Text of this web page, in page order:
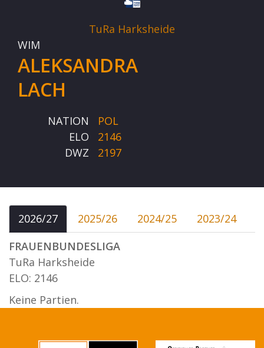
TuRa Harksheide
WIM
ALEKSANDRA
LACH
NATION
POL
ELO
2146
DWZ
2197
2026/27 2025/26 2024/25
2023/24
FRAUENBUNDESLIGA
TuRa Harksheide
ELO: 2146
Keine Partien.